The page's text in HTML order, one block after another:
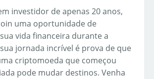
investidor de apenas 20 anos,
uma oportunidade de
vida financeira durante a
jornada incrível é prova de que
criptomoeda que começou
pode mudar destinos. Venha